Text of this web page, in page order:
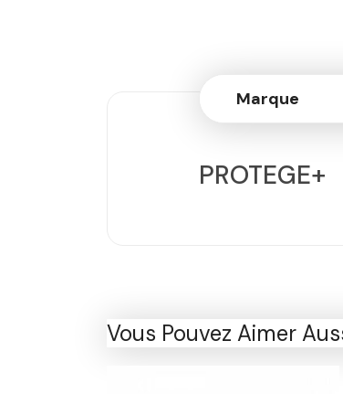
Marque
PROTEGE+
Vous Pouvez Aimer